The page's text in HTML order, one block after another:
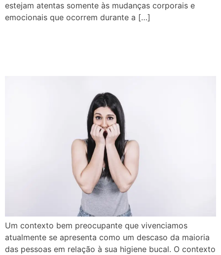
estejam atentas somente às mudanças corporais e
emocionais que ocorrem durante a […]
Um contexto bem preocupante que vivenciamos
atualmente se apresenta como um descaso da maioria
das pessoas em relação à sua higiene bucal. O contexto